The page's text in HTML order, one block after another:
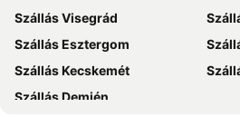
Szállás Visegrád
Szállás Esztergom
Szállás Kecskemét
Szállás Demjén